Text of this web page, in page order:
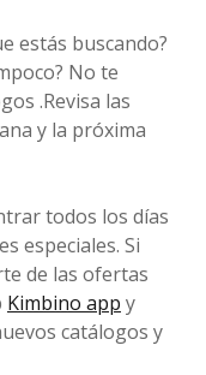
estás buscando?
No te
.Revisa las
y la próxima
todos los días
especiales. Si
de las ofertas
Kimbino app y
catálogos y